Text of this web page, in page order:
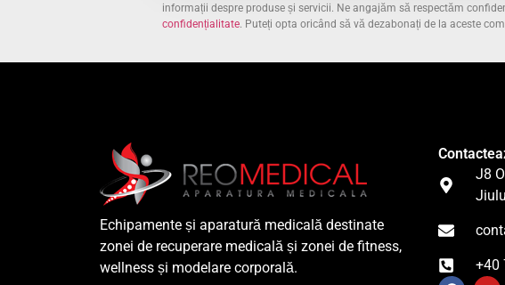
informații despre produse și servicii. Ne angajăm să respectăm
confidențialitate. Puteți opta oricând să vă dezabonați de la aceste
Echipamente și aparatură medicală destinate
zonei de recuperare medicală și zonei de fitness,
wellness și modelare corporală.
J8
+40